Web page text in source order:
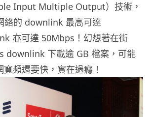
Input Multiple Output）技術，
絡的 downlink 最高可達
亦可達 50Mbps！幻想著在街
downlink 下載逾 GB 檔案，可能
頻還要快，實在過癮！